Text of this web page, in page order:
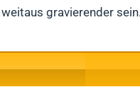
gravierender sein.